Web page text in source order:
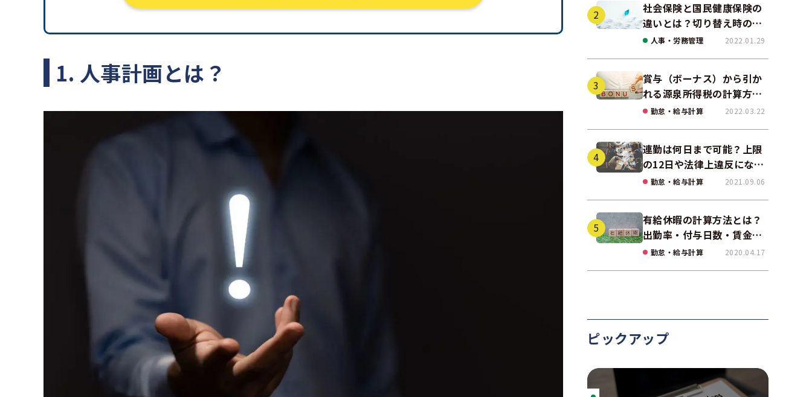
1. 人事計画とは？
社会保険と国民健康保険の
違いとは？切り替え時の手
続きや任意継続について解
人事・労務管理 2022.01.29
賞与（ボーナス）から引か
れる源泉所得税の計算方法
をわかりやすく解説
勤怠・給与計算 2022.03.22
連勤は何日まで可能？上限
の12日や法律上違反になる
場合も解説
勤怠・給与計算 2021.09.06
有給休暇の計算方法とは？
出勤率・付与日数・賃金の
算出ポイントを実務に即し
勤怠・給与計算 2020.04.17
ピックアップ